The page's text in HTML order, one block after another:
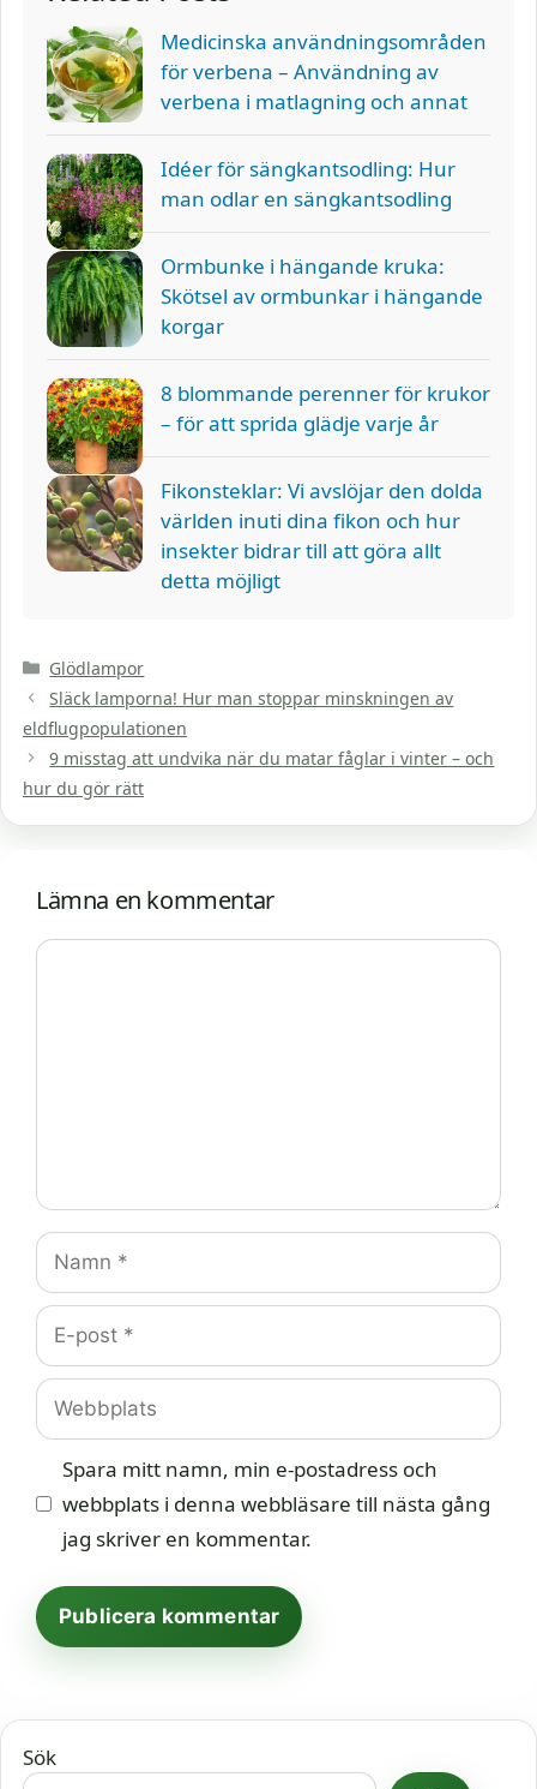
Medicinska användningsområden
för verbena – Användning av
verbena i matlagning och annat
Idéer för sängkantsodling: Hur
man odlar en sängkantsodling
Ormbunke i hängande kruka:
Skötsel av ormbunkar i hängande
korgar
8 blommande perenner för krukor
– för att sprida glädje varje år
Fikonsteklar: Vi avslöjar den dolda
världen inuti dina fikon och hur
insekter bidrar till att göra allt
detta möjligt
Kategorier
Glödlampor
Släck lamporna! Hur man stoppar minskningen av
eldflugpopulationen
9 misstag att undvika när du matar fåglar i vinter – och
hur du gör rätt
Lämna en kommentar
Kommentar
Namn
E-
post
Webbplats
Spara mitt namn, min e-postadress och
webbplats i denna webbläsare till nästa gång
jag skriver en kommentar.
Sök